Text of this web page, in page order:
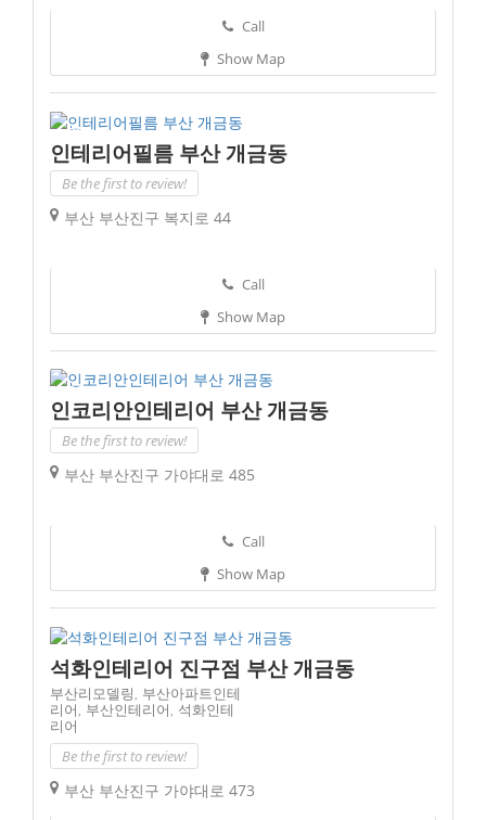
Call
Show Map
인테리어필름 부산 개금동
Be the first to review!
부산 부산진구 복지로 44
Call
Show Map
인코리안인테리어 부산 개금동
Be the first to review!
부산 부산진구 가야대로 485
Call
Show Map
석화인테리어 진구점 부산 개금동
부산리모델링, 부산아파트인테
리어, 부산인테리어, 석화인테
리어
Be the first to review!
부산 부산진구 가야대로 473